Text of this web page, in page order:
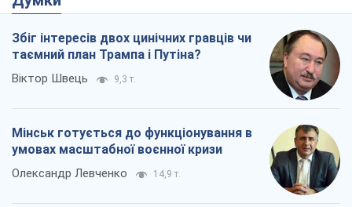
Збіг інтересів двох цинічних гравців чи
таємний план Трампа і Путіна?
Віктор Швець 9,3 т.
Мінськ готується до функціонування в
умовах масштабної воєнної кризи
Олександр Левченко 14,9 т.